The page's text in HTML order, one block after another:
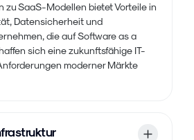
zu SaaS-Modellen bietet Vorteile in
Datensicherheit und
die auf Software as a
sich eine zukunftsfähige IT-
moderner Märkte